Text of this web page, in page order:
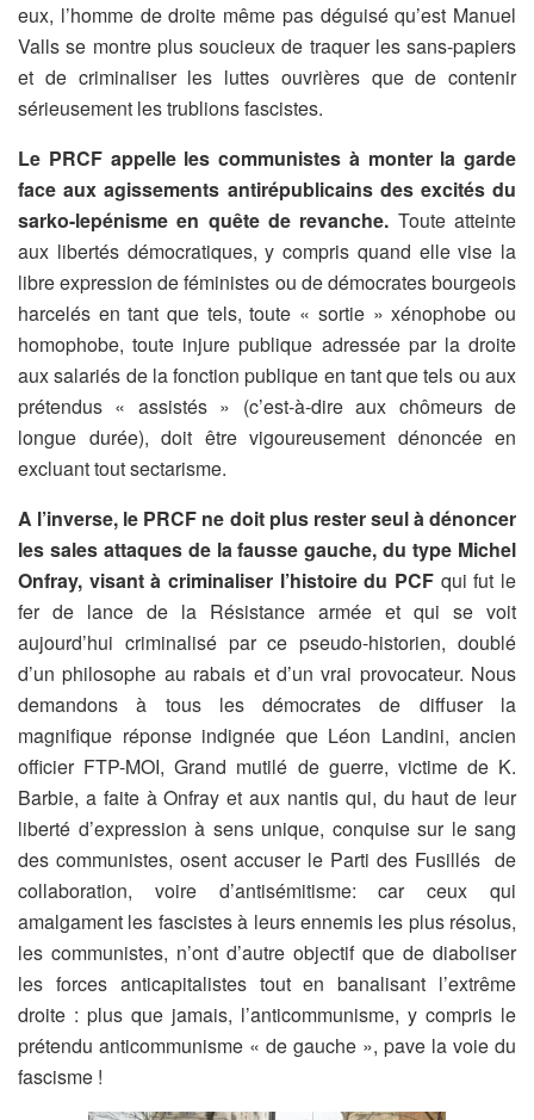
eux, l’homme de droite même pas déguisé qu’est Manuel
Valls se montre plus soucieux de traquer les sans-papiers
et de criminaliser les luttes ouvrières que de contenir
sérieusement les trublions fascistes.
Le PRCF appelle les communistes à monter la garde
face aux agissements antirépublicains des excités du
sarko-lepénisme en quête de revanche. Toute atteinte
aux libertés démocratiques, y compris quand elle vise la
libre expression de féministes ou de démocrates bourgeois
harcelés en tant que tels, toute « sortie » xénophobe ou
homophobe, toute injure publique adressée par la droite
aux salariés de la fonction publique en tant que tels ou aux
prétendus « assistés » (c’est-à-dire aux chômeurs de
longue durée), doit être vigoureusement dénoncée en
excluant tout sectarisme.
A l’inverse, le PRCF ne doit plus rester seul à dénoncer
les sales attaques de la fausse gauche, du type Michel
Onfray, visant à criminaliser l’histoire du PCF qui fut le
fer de lance de la Résistance armée et qui se voit
aujourd’hui criminalisé par ce pseudo-historien, doublé
d’un philosophe au rabais et d’un vrai provocateur. Nous
demandons à tous les démocrates de diffuser la
magnifique réponse indignée que Léon Landini, ancien
officier FTP-MOI, Grand mutilé de guerre, victime de K.
Barbie, a faite à Onfray et aux nantis qui, du haut de leur
liberté d’expression à sens unique, conquise sur le sang
des communistes, osent accuser le Parti des Fusillés de
collaboration, voire d’antisémitisme: car ceux qui
amalgament les fascistes à leurs ennemis les plus résolus,
les communistes, n’ont d’autre objectif que de diaboliser
les forces anticapitalistes tout en banalisant l’extrême
droite : plus que jamais, l’anticommunisme, y compris le
prétendu anticommunisme « de gauche », pave la voie du
fascisme !